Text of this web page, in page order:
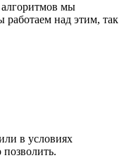
алгоритмов мы
работаем над этим, так
в условиях